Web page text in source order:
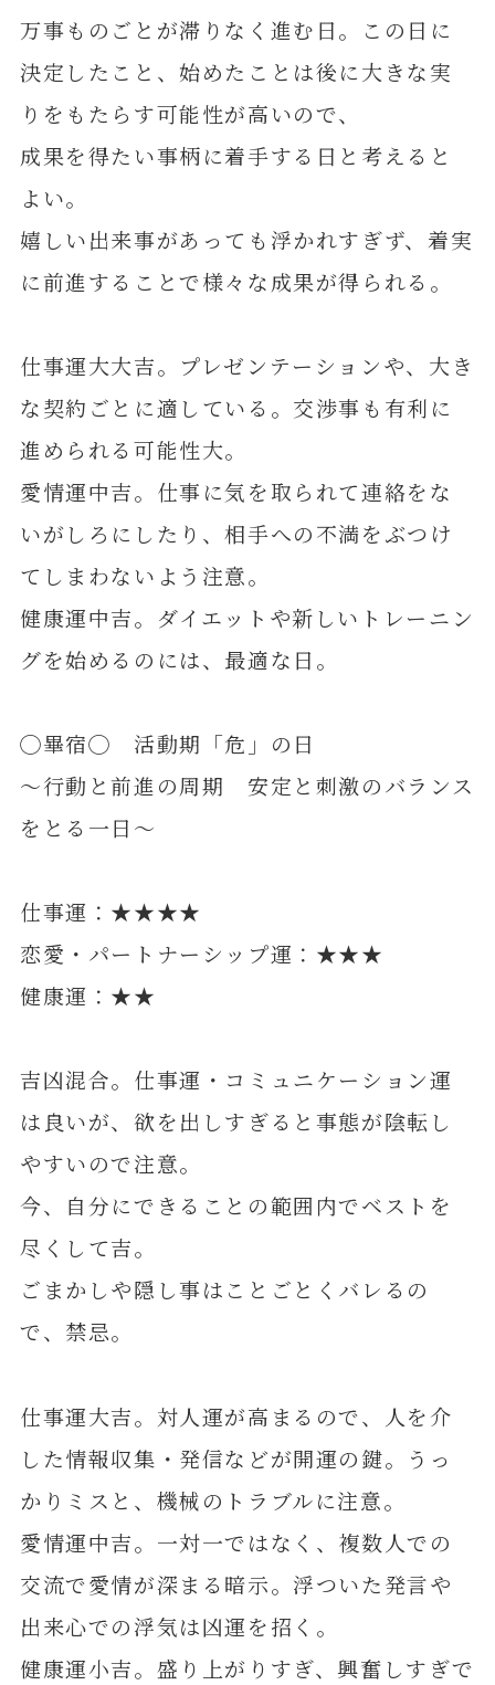
万事ものごとが滞りなく進む日。この日に
決定したこと、始めたことは後に大きな実
りをもたらす可能性が高いので、
成果を得たい事柄に着手する日と考えると
よい。
嬉しい出来事があっても浮かれすぎず、着実
に前進することで様々な成果が得られる。
仕事運大大吉。プレゼンテーションや、大き
な契約ごとに適している。交渉事も有利に
進められる可能性大。
愛情運中吉。仕事に気を取られて連絡をな
いがしろにしたり、相手への不満をぶつけ
てしまわないよう注意。
健康運中吉。ダイエットや新しいトレーニン
グを始めるのには、最適な日。
◯畢宿◯ 活動期「危」の日
～行動と前進の周期 安定と刺激のバランス
をとる一日～
仕事運：★★★★
恋愛・パートナーシップ運：★★★
健康運：★★
吉凶混合。仕事運・コミュニケーション運
は良いが、欲を出しすぎると事態が陰転し
やすいので注意。
今、自分にできることの範囲内でベストを
尽くして吉。
ごまかしや隠し事はことごとくバレるの
で、禁忌。
仕事運大吉。対人運が高まるので、人を介
した情報収集・発信などが開運の鍵。うっ
かりミスと、機械のトラブルに注意。
愛情運中吉。一対一ではなく、複数人での
交流で愛情が深まる暗示。浮ついた発言や
出来心での浮気は凶運を招く。
健康運小吉。盛り上がりすぎ、興奮しすぎで